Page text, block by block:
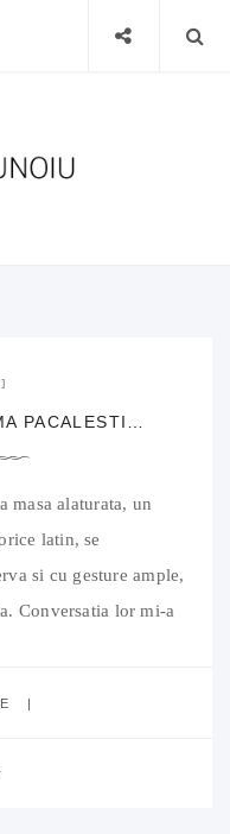
PACALESTI…
masa alaturata, un
latin, se
si cu gesture ample,
Conversatia lor mi-a